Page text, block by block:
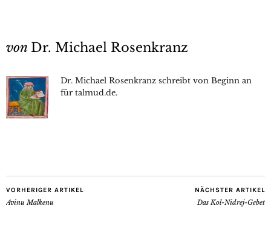
vonDr. Michael Rosenkranz
Dr. Michael Rosenkranz schreibt von Beginn an
für talmud.de.
VORHERIGER ARTIKEL
Avinu Malkenu
NÄCHSTER ARTIKEL
Das Kol-Nidrej-Gebet